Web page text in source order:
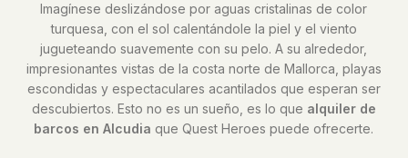
Imagínese deslizándose por aguas cristalinas de color
turquesa, con el sol calentándole la piel y el viento
jugueteando suavemente con su pelo. A su alrededor,
impresionantes vistas de la costa norte de Mallorca, playas
escondidas y espectaculares acantilados que esperan ser
descubiertos. Esto no es un sueño, es lo que alquiler de
barcos en Alcudia que Quest Heroes puede ofrecerte.